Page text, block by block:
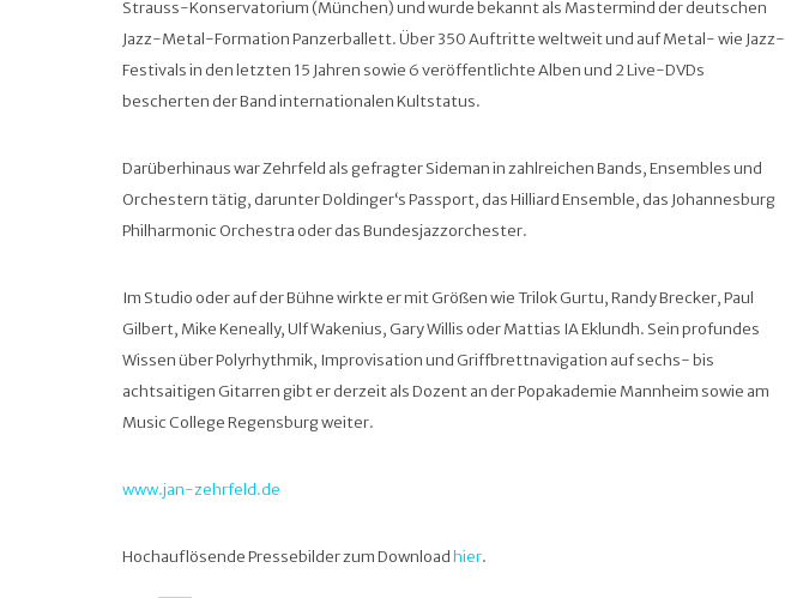
Strauss-Konservatorium (München) und wurde bekannt als Mastermind der deutschen
Jazz-Metal-Formation Panzerballett. Über 350 Auftritte weltweit und auf Metal- wie Jazz-
Festivals in den letzten 15 Jahren sowie 6 veröffentlichte Alben und 2 Live-DVDs
bescherten der Band internationalen Kultstatus.
Darüberhinaus war Zehrfeld als gefragter Sideman in zahlreichen Bands, Ensembles und
Orchestern tätig, darunter Doldinger‘s Passport, das Hilliard Ensemble, das Johannesburg
Philharmonic Orchestra oder das Bundesjazzorchester.
Im Studio oder auf der Bühne wirkte er mit Größen wie Trilok Gurtu, Randy Brecker, Paul
Gilbert, Mike Keneally, Ulf Wakenius, Gary Willis oder Mattias IA Eklundh. Sein profundes
Wissen über Polyrhythmik, Improvisation und Griffbrettnavigation auf sechs- bis
achtsaitigen Gitarren gibt er derzeit als Dozent an der Popakademie Mannheim sowie am
Music College Regensburg weiter.
www.jan-zehrfeld.de
Hochauflösende Pressebilder zum Downloadhier.